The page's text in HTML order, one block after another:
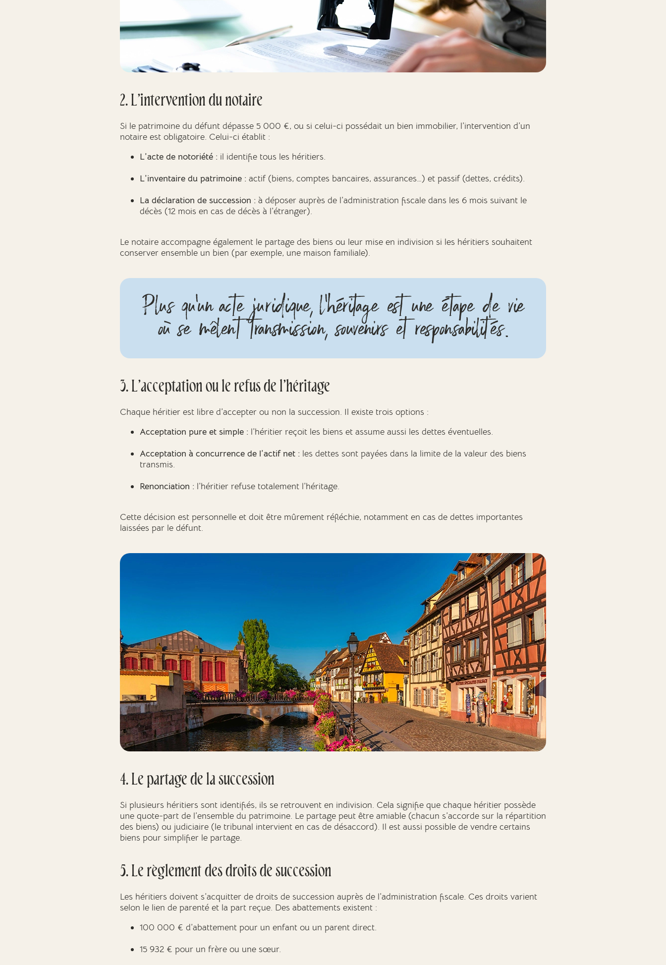
2. L’intervention du notaire
Si le patrimoine du défunt dépasse 5 000 €, ou si celui-ci possédait un bien immobilier, l’intervention d’un
notaire est obligatoire. Celui-ci établit :
L’acte de notoriété : il identifie tous les héritiers.
L’inventaire du patrimoine : actif (biens, comptes bancaires, assurances…) et passif (dettes, crédits).
La déclaration de succession : à déposer auprès de l’administration fiscale dans les 6 mois suivant le
décès (12 mois en cas de décès à l’étranger).
Le notaire accompagne également le partage des biens ou leur mise en indivision si les héritiers souhaitent
conserver ensemble un bien (par exemple, une maison familiale).
Plus qu’un acte juridique, l’héritage est une étape de vie
où se mêlent transmission, souvenirs et responsabilités.
3. L’acceptation ou le refus de l’héritage
Chaque héritier est libre d’accepter ou non la succession. Il existe trois options :
Acceptation pure et simple : l’héritier reçoit les biens et assume aussi les dettes éventuelles.
Acceptation à concurrence de l’actif net : les dettes sont payées dans la limite de la valeur des biens
transmis.
Renonciation : l’héritier refuse totalement l’héritage.
Cette décision est personnelle et doit être mûrement réfléchie, notamment en cas de dettes importantes
laissées par le défunt.
4. Le partage de la succession
Si plusieurs héritiers sont identifiés, ils se retrouvent en indivision. Cela signifie que chaque héritier possède
une quote-part de l’ensemble du patrimoine. Le partage peut être amiable (chacun s’accorde sur la répartition
des biens) ou judiciaire (le tribunal intervient en cas de désaccord). Il est aussi possible de vendre certains
biens pour simplifier le partage.
5. Le règlement des droits de succession
Les héritiers doivent s’acquitter de droits de succession auprès de l’administration fiscale. Ces droits varient
selon le lien de parenté et la part reçue. Des abattements existent :
100 000 € d’abattement pour un enfant ou un parent direct.
15 932 € pour un frère ou une sœur.